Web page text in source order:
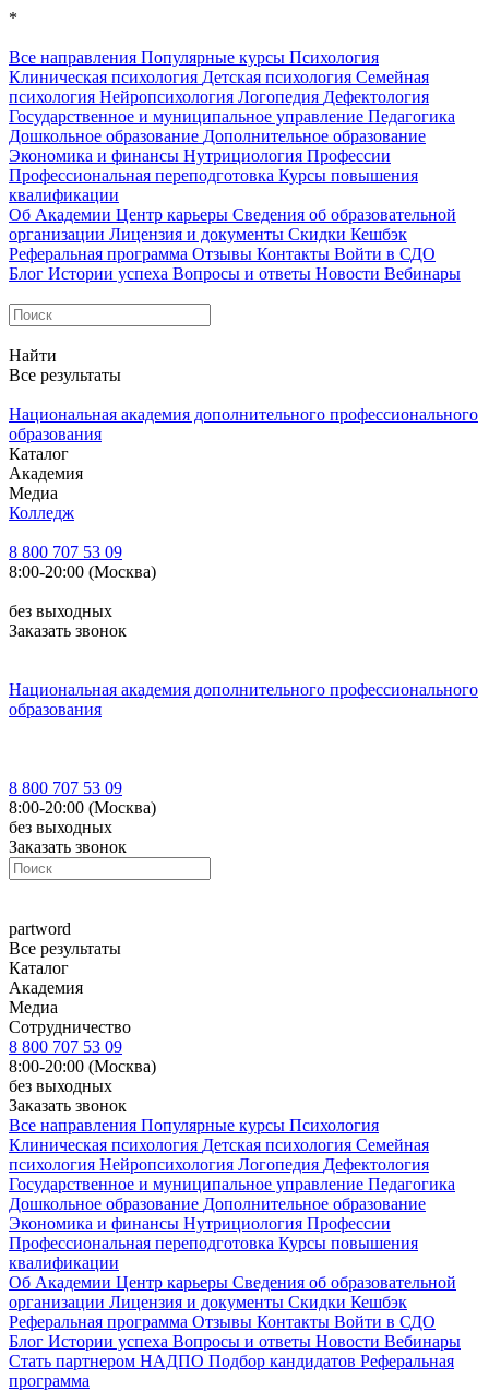
*
Все направления Популярные курсы Психология
Клиническая психология Детская психология Семейная
психология Нейропсихология Логопедия Дефектология
Государственное и муниципальное управление Педагогика
Дошкольное образование Дополнительное образование
Экономика и финансы Нутрициология Профессии
Профессиональная переподготовка Курсы повышения
квалификации
Об Академии Центр карьеры Сведения об образовательной
организации Лицензия и документы Скидки Кешбэк
Реферальная программа Отзывы Контакты Войти в СДО
Блог Истории успеха Вопросы и ответы Новости Вебинары
Найти
Все результаты
Национальная академия дополнительного профессионального
образования
Каталог
Академия
Медиа
Колледж
8 800 707 53 09
8:00-20:00 (Москва)
без выходных
Заказать звонок
Национальная академия дополнительного профессионального
образования
8 800 707 53 09
8:00-20:00 (Москва)
без выходных
Заказать звонок
partword
Все результаты
Каталог
Академия
Медиа
Сотрудничество
8 800 707 53 09
8:00-20:00 (Москва)
без выходных
Заказать звонок
Все направления Популярные курсы Психология
Клиническая психология Детская психология Семейная
психология Нейропсихология Логопедия Дефектология
Государственное и муниципальное управление Педагогика
Дошкольное образование Дополнительное образование
Экономика и финансы Нутрициология Профессии
Профессиональная переподготовка Курсы повышения
квалификации
Об Академии Центр карьеры Сведения об образовательной
организации Лицензия и документы Скидки Кешбэк
Реферальная программа Отзывы Контакты Войти в СДО
Блог Истории успеха Вопросы и ответы Новости Вебинары
Стать партнером НАДПО Подбор кандидатов Реферальная
программа